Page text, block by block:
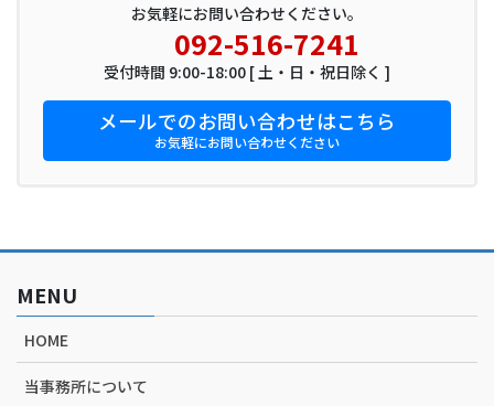
お気軽にお問い合わせください。
092-516-7241
受付時間 9:00-18:00 [ 土・日・祝日除く ]
メールでのお問い合わせはこちら
お気軽にお問い合わせください
MENU
HOME
当事務所について